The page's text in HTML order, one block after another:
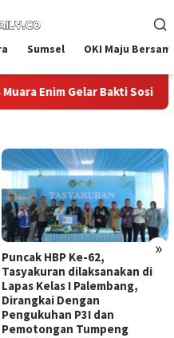
Sumsel OKI Maju
Memperingati HUT ke-81
»
Puncak HBP Ke-62,
Tasyakuran dilaksanakan di
Lapas Kelas I Palembang,
Dirangkai Dengan
Pengukuhan P3I dan
Pemotongan Tumpeng